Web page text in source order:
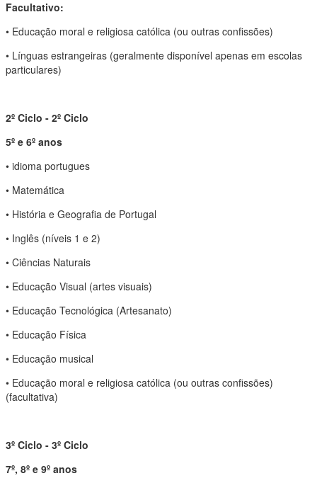
Facultativo:
• Educação moral e religiosa católica (ou outras confissões)
• Línguas estrangeiras (geralmente disponível apenas em escolas
particulares)
2º Ciclo - 2º Ciclo
5º e 6º anos
• idioma portugues
• Matemática
• História e Geografia de Portugal
• Inglês (níveis 1 e 2)
• Ciências Naturais
• Educação Visual (artes visuais)
• Educação Tecnológica (Artesanato)
• Educação Física
• Educação musical
• Educação moral e religiosa católica (ou outras confissões)
(facultativa)
3º Ciclo - 3º Ciclo
7º, 8º e 9º anos